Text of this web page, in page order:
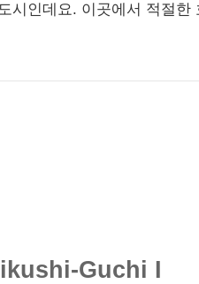
시인데요. 이곳에서 적절한
Guchi I